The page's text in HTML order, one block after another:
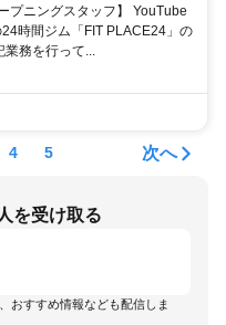
プニングスタッフ】 YouTube
時間ジム「FIT PLACE24」の
務を行って...
4 5 次へ
を受け取る
おすすめ情報なども配信しま